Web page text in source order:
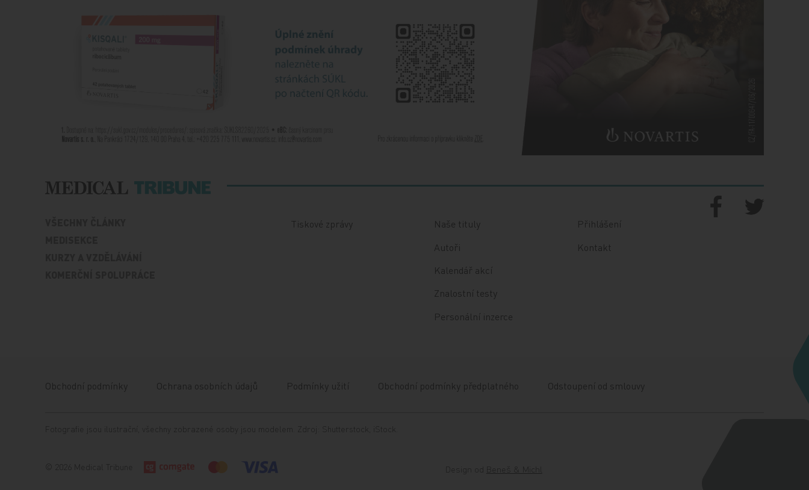
Tiskové zprávy
Naše tituly
Autoři
Kalendář akcí
Znalostní testy
Personální inzerce
Přihlášení
Kontakt
Obchodní podmínky Ochrana osobních údajů Podmínky užití Obchodní podmínky předplatného Odstoupení od smlouvy
Fotografie jsou ilustrační, všechny zobrazené osoby jsou modelem. Zdroj: Shutterstock, iStock.
© 2026 Medical Tribune Beneš & Michl